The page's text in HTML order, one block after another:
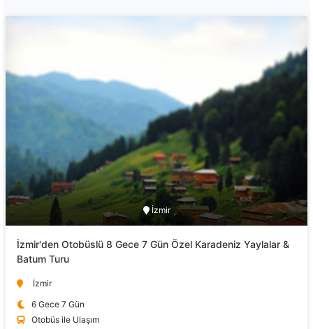
İzmir
İzmir'den Otobüslü 8 Gece 7 Gün Özel Karadeniz Yaylalar &
Batum Turu
İzmir
6 Gece 7 Gün
Otobüs ile Ulaşım